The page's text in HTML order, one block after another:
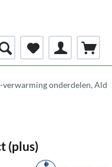
verwarming onderdelen,
(plus)